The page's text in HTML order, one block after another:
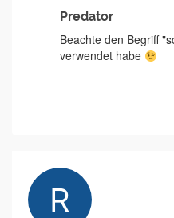
Predator
Beachte den Begriff
verwendet habe